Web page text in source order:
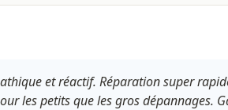
et réactif. Réparation super
les petits que les gros dépannages.